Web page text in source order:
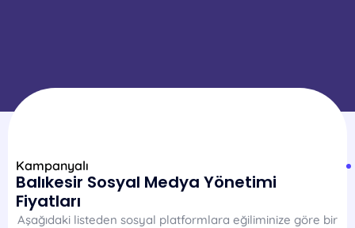
Kampanyalı
Balıkesir Sosyal Medya Yönetimi
Fiyatları
Aşağıdaki listeden sosyal platformlara eğiliminize göre bir